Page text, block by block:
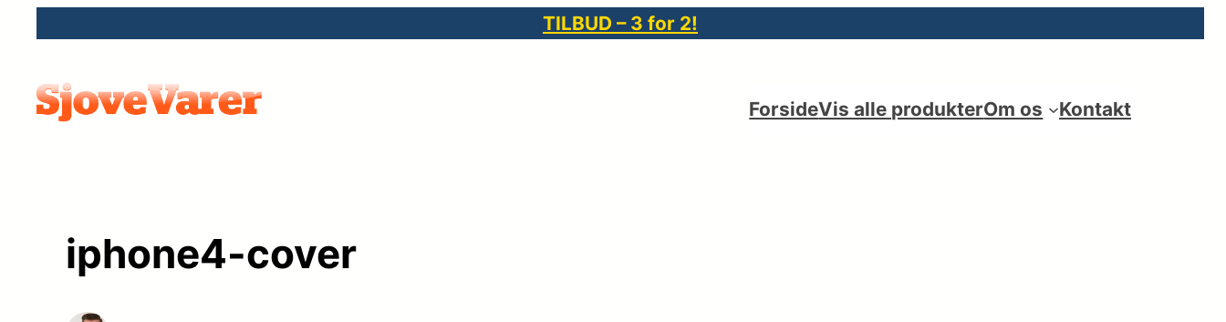
indhold
TILBUD – 3 for 2!
ForsideVis alle produkterOm os Kontakt
iphone4-cover